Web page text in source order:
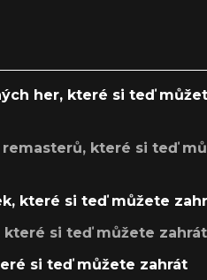
her, které si teď
které si teď
které si teď můžete
si teď můžete zahrát
si teď můžete zahrát